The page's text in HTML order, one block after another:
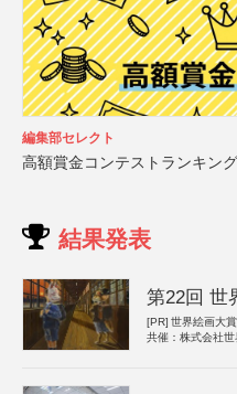
編集部セレクト
高額賞金コンテストランキン
結果発表
第22回 世
[PR] 世界絵画大
共催：株式会社世